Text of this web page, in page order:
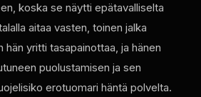
koska se näytti epätavalliselta
aitaa vasten, toinen jalka
yritti tasapainottaa, ja hänen
puolustamisen ja sen
erotuomari häntä polvelta.